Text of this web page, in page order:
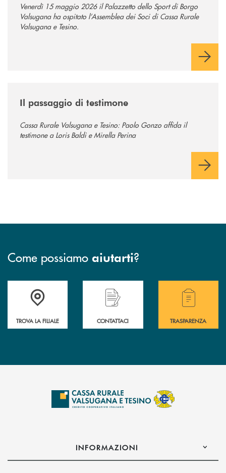
Venerdì 15 maggio 2026 il Palazzetto dello Sport di Borgo
Valsugana ha ospitato l’Assemblea dei Soci di Cassa Rurale
Valsugana e Tesino.
Il passaggio di testimone
Cassa Rurale Valsugana e Tesino: Paolo Gonzo affida il
testimone a Loris Baldi e Mirella Perina
Come possiamo aiutarti?
Accedi all' elenco completo delle filiali .
TROVA LA FILIALE
Hai bisogno di assistenza immediata?
CONTATTACI
Hai bisogno di
TRASPARENZA
INFORMAZIONI